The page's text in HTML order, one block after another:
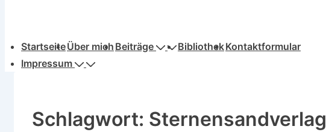
StartseiteÜber mich Beiträge BibliothekKontaktformular
Impressum
Schlagwort: Sternensandverlag